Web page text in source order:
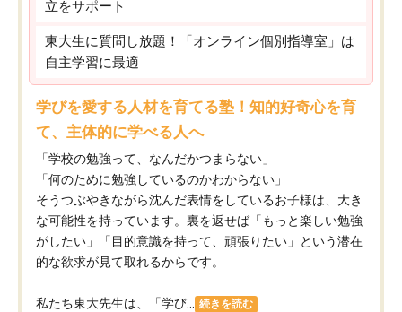
立をサポート
東大生に質問し放題！「オンライン個別指導室」は
自主学習に最適
学びを愛する人材を育てる塾！知的好奇心を育
て、主体的に学べる人へ
「学校の勉強って、なんだかつまらない」
「何のために勉強しているのかわからない」
そうつぶやきながら沈んだ表情をしているお子様は、大き
な可能性を持っています。裏を返せば「もっと楽しい勉強
がしたい」「目的意識を持って、頑張りたい」という潜在
的な欲求が見て取れるからです。
私たち東大先生は、「学び... 続きを読む